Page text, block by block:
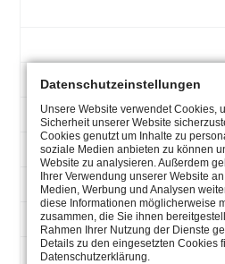
Datenschutzeinstellungen
Unsere Website verwendet Cookies,
Sicherheit unserer Website
Cookies genutzt um Inhalte zu
soziale Medien anbieten zu können
Website zu analysieren. Außerdem
Ihrer Verwendung unserer Website
Medien, Werbung und Analysen
diese Informationen möglicherweise
zusammen, die Sie ihnen
Rahmen Ihrer Nutzung der Dienste
Details zu den eingesetzten Cookies
Datenschutzerklärung.